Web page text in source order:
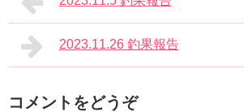
2023.11.26 釣果報告
コメントをどうぞ